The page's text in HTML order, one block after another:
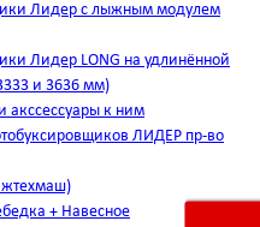
Лидер с лыжным модулем
Лидер LONG на удлинённой
и 3636 мм)
акссессуары к ним
ЛИДЕР пр-во
+ Навесное